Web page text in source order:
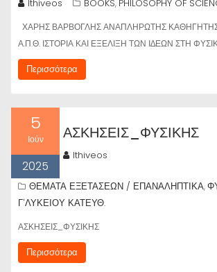
lthiveos BOOKS, PHILOSOPHY OF
ΧΑΡΗΣ ΒΑΡΒΟΓΛΗΣ ΑΝΑΠΛΗΡΩΤΗΣ
Α.Π.Θ. ΙΣΤΟΡΙΑ ΚΑΙ ΕΞΕΛΙΞΗ ΤΩΝ Ι∆ΕΩΝ ΣΤΗ
Περισσότερα
5
Ιούν
2025
ΑΣΚΗΣΕΙΣ_ΦΥΣΙΚΗΣ
lthiveos
ΘΕΜΑΤΑ ΕΞΕΤΑΣΕΩΝ / ΕΠΑΝΑΛΗΠΤΙΚΑ,
Γ'ΛΥΚΕΙΟΥ ΚΑΤΕΥΘ.
ΑΣΚΗΣΕΙΣ_ΦΥΣΙΚΗΣ
Περισσότερα